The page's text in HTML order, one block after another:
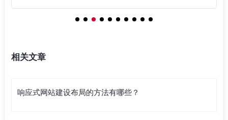
相关文章
响应式网站建设布局的方法有哪些？